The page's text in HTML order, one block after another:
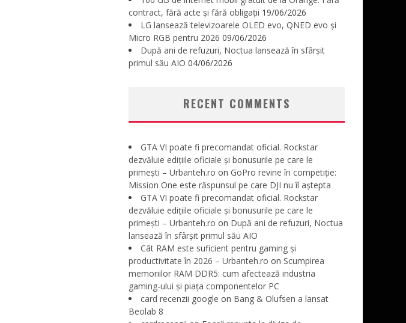
contract, fără acte și fără obligații 19/06/2026
LG lansează televizoarele OLED evo, QNED evo și
Micro RGB pentru 2026 09/06/2026
După ani de refuzuri, Noctua lansează în sfârșit
primul său AIO 04/06/2026
RECENT COMMENTS
GTA VI poate fi precomandat oficial. Rockstar
dezvăluie edițiile oficiale și bonusurile pe care le
primești – Urbanteh.ro on GoPro revine în competiție:
Mission One este răspunsul pe care DJI nu îl aștepta
GTA VI poate fi precomandat oficial. Rockstar
dezvăluie edițiile oficiale și bonusurile pe care le
primești – Urbanteh.ro on După ani de refuzuri, Noctua
lansează în sfârșit primul său AIO
Cât RAM este suficient pentru gaming și
productivitate în 2026 – Urbanteh.ro on Scumpirea
memoriilor RAM DDR5: cum afectează industria
gaming-ului și piața componentelor PC
card recenzii google on Bang & Olufsen a lansat
Beolab 8